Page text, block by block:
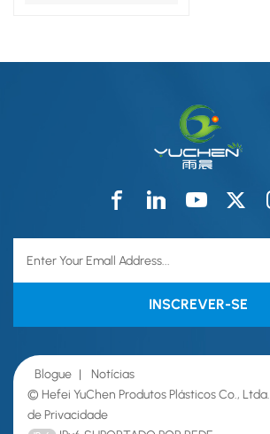
Blogue |
Notícias
© Hefei YuChen Produtos Plásticos Co., Ltda.
de Privacidade